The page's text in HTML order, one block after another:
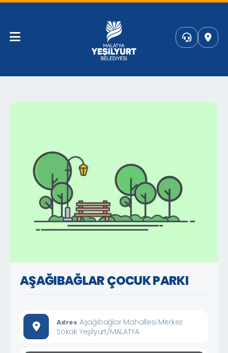
AŞAĞIBAĞLAR ÇOCUK PARKI
Adres Aşağıbağlar Mahallesi Merkez
Sokak Yeşilyurt/MALATYA